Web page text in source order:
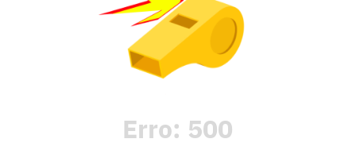
Erro: 500